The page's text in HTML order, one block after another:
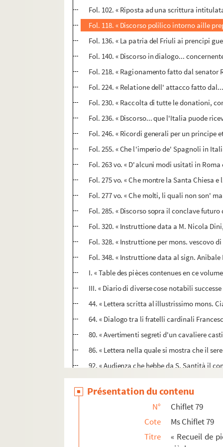
Fol. 102. « Riposta ad una scrittura
Fol. 118. « Discorso polilico intorno aille
Fol. 136. « La patria del Friuli ai prencipi
Fol. 140. « Discorso in dialogo...
Fol. 218. « Ragionamento fatto dal
Fol. 224. « Relatione dell' attacco fatto
Fol. 230. « Raccolta di tutte le donationi,
Fol. 236. « Discorso... que l'Italia puode
Fol. 246. « Ricordi generali per un
Fol. 255. « Che l'imperio de' Spagnoli in
Fol. 263 vo. « D'alcuni modi usitati in
Fol. 275 vo. « Che montre la Santa Chiesa
Fol. 277 vo. « Che molti, li quali non son'
Fol. 285. « Discorso sopra il conclave
Fol. 320. « Instruttione data a M. Nicola
Fol. 328. « Instruttione per mons. vescovo
Fol. 348. « Instruttione data al sign.
I. « Table des pièces contenues en ce
III. « Diario di diverse cose notabili
44. « Lettera scritta al illustrissimo mons.
64. « Dialogo tra li fratelli cardinali
80. « Avertimenti segreti d'un cavaliere
86. « Lettera nella quale si mostra che il
92. « Audienza che hebbe da S. Santità il
96. « Lettera di Sua Altezza serenissima
102. « Riposta ad una scrittura intitulata :
118. « Discorso polilico intorno aille
136. « La patria del Friuli ai prencipi
140. « Discorso in dialogo... concernente
Présentation du contenu
N°
Chiflet 79
Cote
Ms Chiflet 79
Titre
« Recueil de